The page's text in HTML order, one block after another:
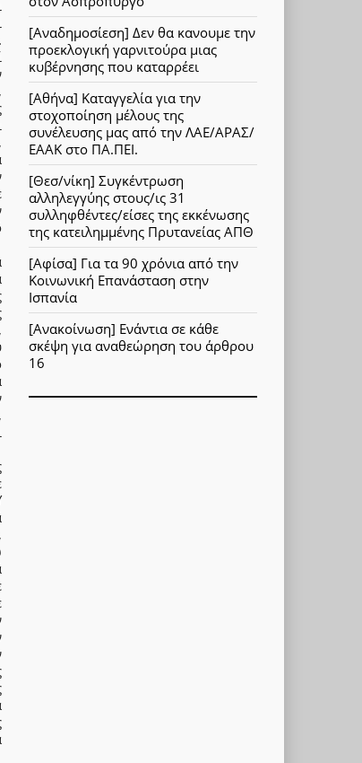
[Αναδημοσίεση] Δεν θα κανουμε την
προεκλογική γαρνιτούρα μιας
κυβέρνησης που καταρρέει
[Αθήνα] Καταγγελία για την
στοχοποίηση μέλους της
συνέλευσης μας από την ΛΑΕ/ΑΡΑΣ/
ΕΑΑΚ στο ΠΑ.ΠΕΙ.
[Θεσ/νίκη] Συγκέντρωση
αλληλεγγύης στους/ις 31
συλληφθέντες/είσες της εκκένωσης
της κατειλημμένης Πρυτανείας ΑΠΘ
[Αφίσα] Για τα 90 χρόνια από την
Κοινωνική Επανάσταση στην
Ισπανία
[Ανακοίνωση] Ενάντια σε κάθε
σκέψη για αναθεώρηση του άρθρου
16